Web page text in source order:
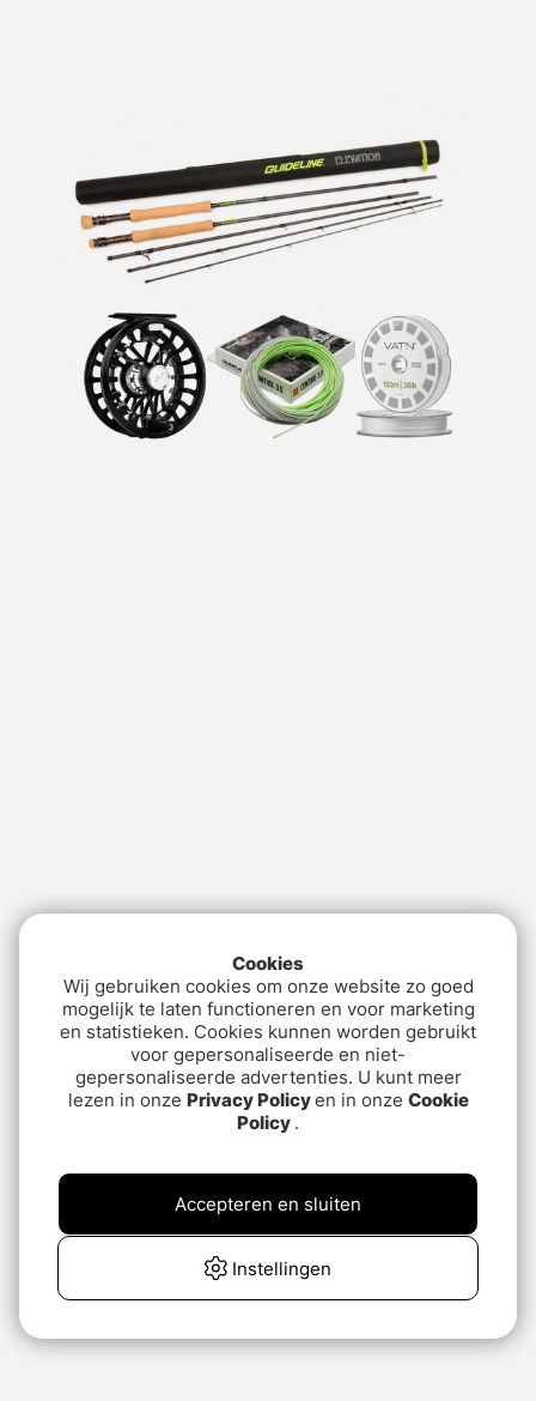
Cookies
Wij gebruiken cookies om onze website zo goed
mogelijk te laten functioneren en voor marketing
en statistieken. Cookies kunnen worden gebruikt
voor gepersonaliseerde en niet-
gepersonaliseerde advertenties. U kunt meer
lezen in onze Privacy Policyen in onze Cookie
Policy .
Instellingen
Accepteren en sluiten